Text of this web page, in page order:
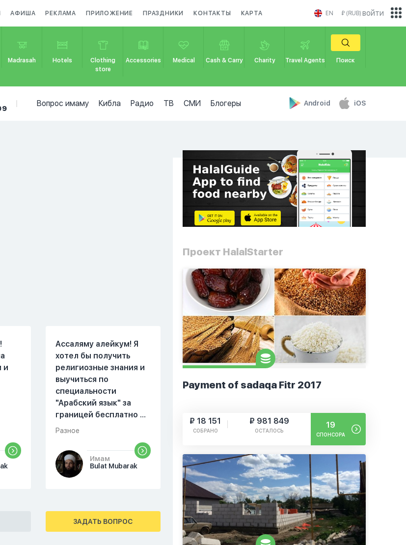
АФИША РЕКЛАМА ПРИЛОЖЕНИЕ ПРАЗДНИКИ КОНТАКТЫ КАРТА EN ₽ (RUB)
Madrasah Hotels
Clothing
store
Accessories Medical Cash & Carry Charity Travel Agents Поиск
Вопрос имаму Кибла Радио ТВ СМИ Блогеры Android iOS
войти
Проект HalalStarter
Payment of sadaqa Fitr 2017
₽ 18 151
СОБРАНО
₽ 981 849
ОСТАЛОСЬ
19
СПОНСОРА
и
Ассаляму алейкум! Я
хотел бы получить
религиозные знания и
выучиться по
специальности
"Арабский язык" за
границей бесплатно на
гранте и со
Казахстана. Можете
посоветовать учебные
заведения?
Разное
Имам
Bulat Mubarak
ЗАДАТЬ ВОПРОС